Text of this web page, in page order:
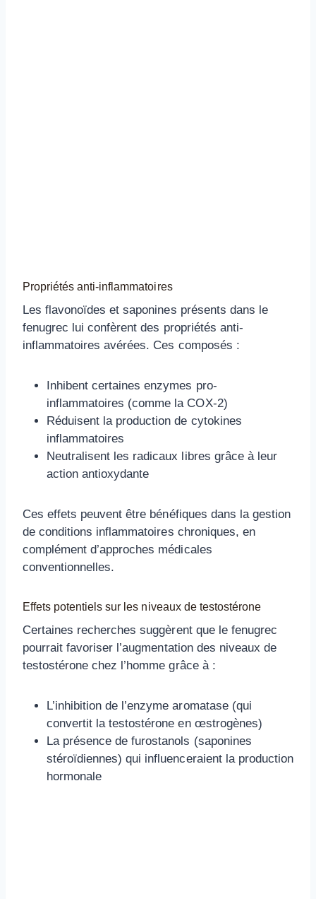
Propriétés anti-inflammatoires
Les flavonoïdes et saponines présents dans le
fenugrec lui confèrent des propriétés anti-
inflammatoires avérées. Ces composés :
Inhibent certaines enzymes pro-
inflammatoires (comme la COX-2)
Réduisent la production de cytokines
inflammatoires
Neutralisent les radicaux libres grâce à leur
action antioxydante
Ces effets peuvent être bénéfiques dans la gestion
de conditions inflammatoires chroniques, en
complément d’approches médicales
conventionnelles.
Effets potentiels sur les niveaux de testostérone
Certaines recherches suggèrent que le fenugrec
pourrait favoriser l’augmentation des niveaux de
testostérone chez l’homme grâce à :
L’inhibition de l’enzyme aromatase (qui
convertit la testostérone en œstrogènes)
La présence de furostanols (saponines
stéroïdiennes) qui influenceraient la production
hormonale